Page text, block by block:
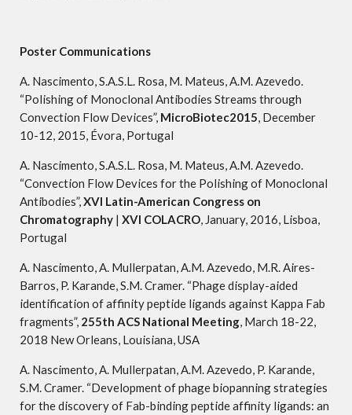
Poster Communications
A. Nascimento, S.A.S.L. Rosa, M. Mateus, A.M. Azevedo.
“Polishing of Monoclonal Antibodies Streams through
Convection Flow Devices”, MicroBiotec2015, December
10-12, 2015, Évora, Portugal
A. Nascimento, S.A.S.L. Rosa, M. Mateus, A.M. Azevedo.
“Convection Flow Devices for the Polishing of Monoclonal
Antibodies”,XVI Latin-American Congress on
Chromatography | XVI COLACRO, January, 2016, Lisboa,
Portugal
A. Nascimento, A. Mullerpatan, A.M. Azevedo, M.R. Aires-
Barros, P. Karande, S.M. Cramer. “Phage display-aided
identification of affinity peptide ligands against Kappa Fab
fragments”, 255th ACS National Meeting, March 18-22,
2018 New Orleans, Louisiana, USA
A. Nascimento, A. Mullerpatan, A.M. Azevedo, P. Karande,
S.M. Cramer. “Development of phage biopanning strategies
for the discovery of Fab-binding peptide affinity ligands: an